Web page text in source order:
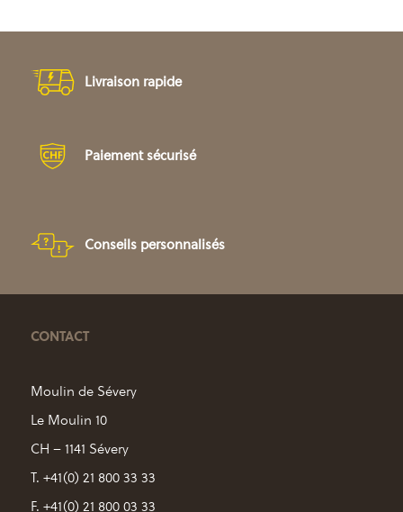
Livraison rapide
Paiement sécurisé
Conseils personnalisés
CONTACT
Moulin de Sévery
Le Moulin 10
CH – 1141 Sévery
T. +41(0) 21 800 33 33
F. +41(0) 21 800 03 33